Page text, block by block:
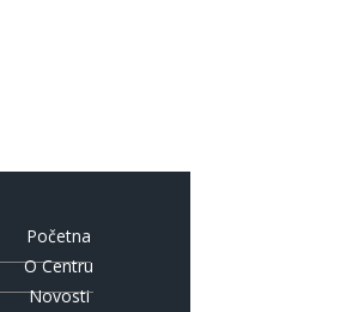
Početna
O Centru
Novosti